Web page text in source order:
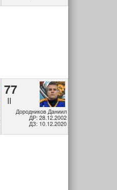
77
II
Дородников Даниил
ДР: 28.12.2002
ДЗ: 10.12.2020